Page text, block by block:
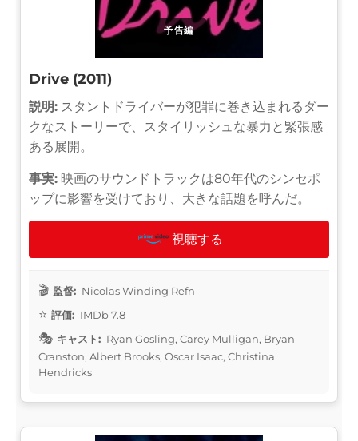
予告編
Drive (2011)
説明: スタントドライバーが犯罪に巻き込まれるダー
クなストーリーで、スタイリッシュな暴力と緊張感
ある展開。
事実: 映画のサウンドトラックは80年代のシンセポ
ップに影響を受けており、大きな話題を呼んだ。
視聴する
監督: Nicolas Winding Refn
評価: IMDb 7.8
キャスト: Ryan Gosling, Carey Mulligan, Bryan
Cranston, Albert Brooks, Oscar Isaac, Christina
Hendricks